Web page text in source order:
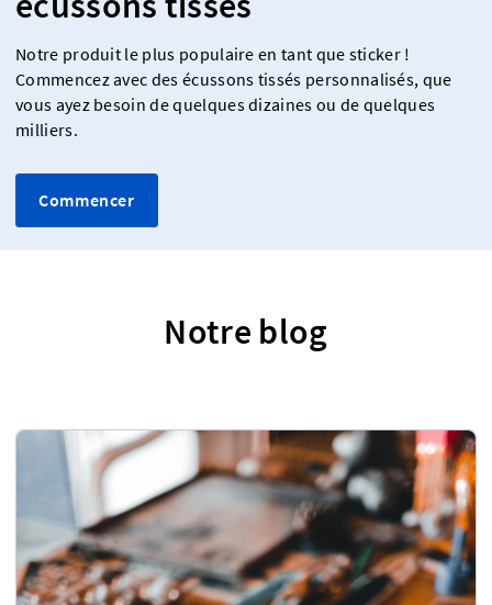
Notre produit le plus populaire en tant que sticker !
Commencez avec des écussons tissés personnalisés, que
vous ayez besoin de quelques dizaines ou de quelques
milliers.
Commencer
Notre blog